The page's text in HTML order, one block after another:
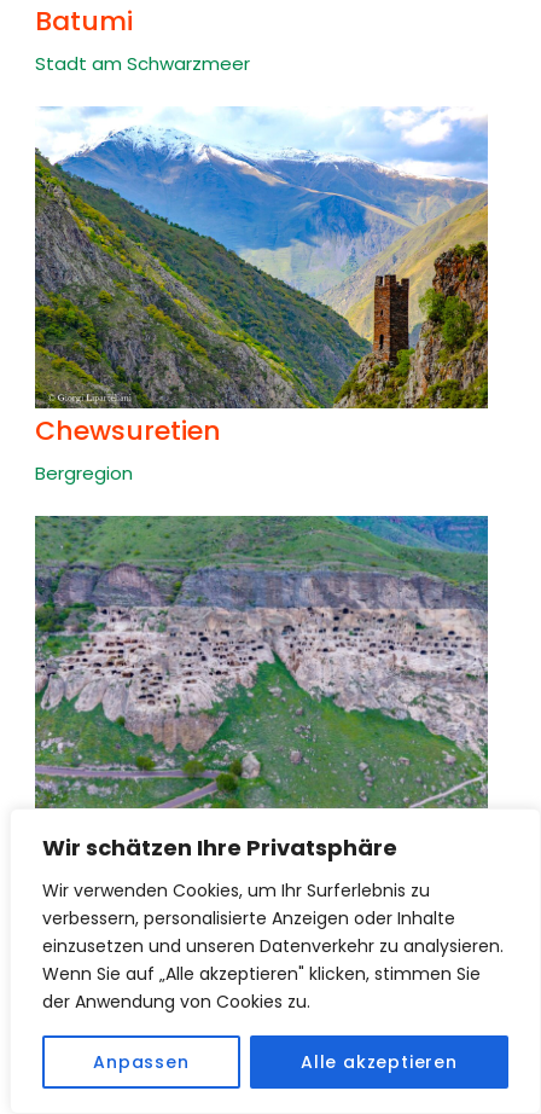
Wir schätzen Ihre Privatsphäre
Wir verwenden Cookies, um Ihr Surferlebnis zu
verbessern, personalisierte Anzeigen oder Inhalte
einzusetzen und unseren Datenverkehr zu analysieren.
Wenn Sie auf „Alle akzeptieren" klicken, stimmen Sie
der Anwendung von Cookies zu.
Anpassen Alle akzeptieren
Batumi
Stadt am Schwarzmeer
Chewsuretien
Bergregion
Dschawachetien
Region im kleinen Kaukasus